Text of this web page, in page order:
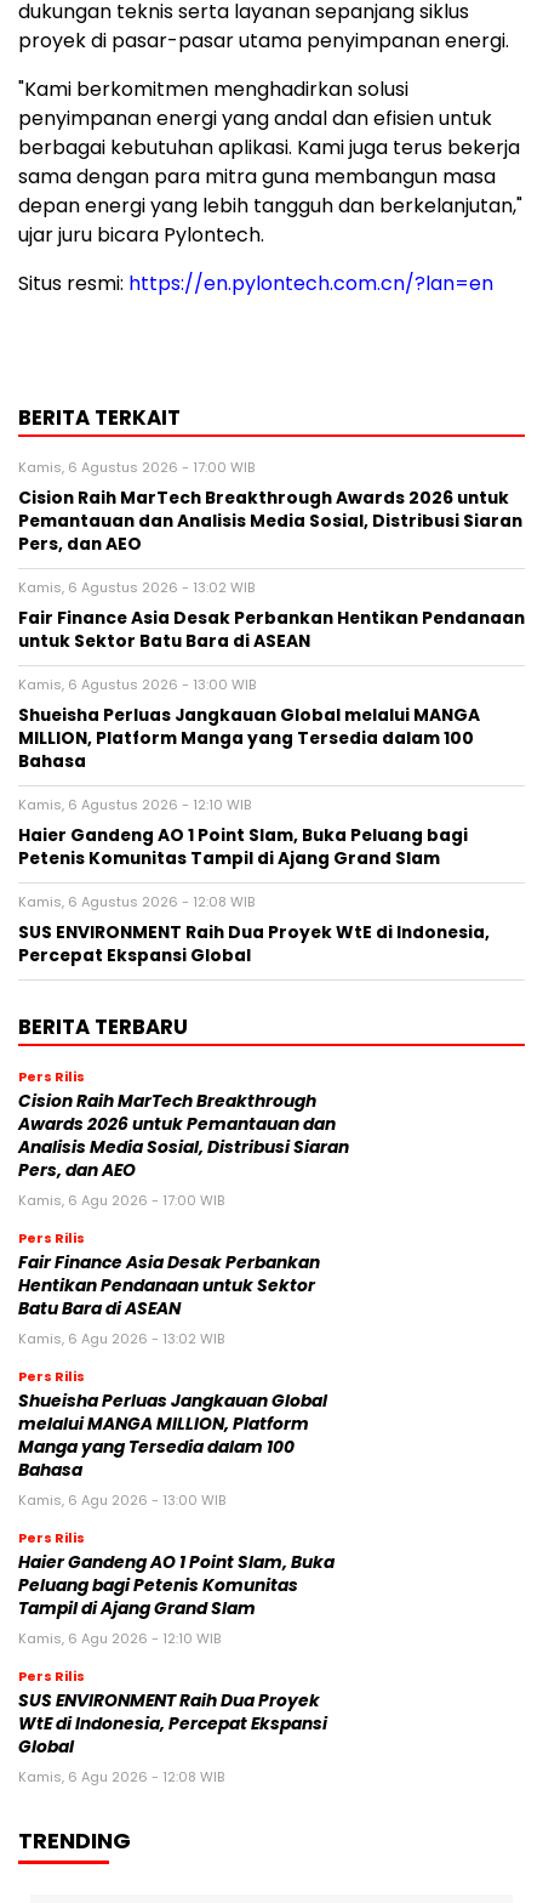
dukungan teknis serta layanan sepanjang siklus
proyek di pasar-pasar utama penyimpanan energi.
"Kami berkomitmen menghadirkan solusi
penyimpanan energi yang andal dan efisien untuk
berbagai kebutuhan aplikasi. Kami juga terus bekerja
sama dengan para mitra guna membangun masa
depan energi yang lebih tangguh dan berkelanjutan,"
ujar juru bicara Pylontech.
Situs resmi: https://en.pylontech.com.cn/?lan=en
BERITA TERKAIT
Kamis, 6 Agustus 2026 - 17:00 WIB
Cision Raih MarTech Breakthrough Awards 2026 untuk
Pemantauan dan Analisis Media Sosial, Distribusi Siaran
Pers, dan AEO
Kamis, 6 Agustus 2026 - 13:02 WIB
Fair Finance Asia Desak Perbankan Hentikan Pendanaan
untuk Sektor Batu Bara di ASEAN
Kamis, 6 Agustus 2026 - 13:00 WIB
Shueisha Perluas Jangkauan Global melalui MANGA
MILLION, Platform Manga yang Tersedia dalam 100
Bahasa
Kamis, 6 Agustus 2026 - 12:10 WIB
Haier Gandeng AO 1 Point Slam, Buka Peluang bagi
Petenis Komunitas Tampil di Ajang Grand Slam
Kamis, 6 Agustus 2026 - 12:08 WIB
SUS ENVIRONMENT Raih Dua Proyek WtE di Indonesia,
Percepat Ekspansi Global
BERITA TERBARU
Pers Rilis
Cision Raih MarTech Breakthrough
Awards 2026 untuk Pemantauan dan
Analisis Media Sosial, Distribusi Siaran
Pers, dan AEO
Kamis, 6 Agu 2026 - 17:00 WIB
Pers Rilis
Fair Finance Asia Desak Perbankan
Hentikan Pendanaan untuk Sektor
Batu Bara di ASEAN
Kamis, 6 Agu 2026 - 13:02 WIB
Pers Rilis
Shueisha Perluas Jangkauan Global
melalui MANGA MILLION, Platform
Manga yang Tersedia dalam 100
Bahasa
Kamis, 6 Agu 2026 - 13:00 WIB
Pers Rilis
Haier Gandeng AO 1 Point Slam, Buka
Peluang bagi Petenis Komunitas
Tampil di Ajang Grand Slam
Kamis, 6 Agu 2026 - 12:10 WIB
Pers Rilis
SUS ENVIRONMENT Raih Dua Proyek
WtE di Indonesia, Percepat Ekspansi
Global
Kamis, 6 Agu 2026 - 12:08 WIB
TRENDING